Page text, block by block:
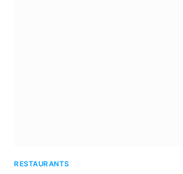
RESTAURANTS